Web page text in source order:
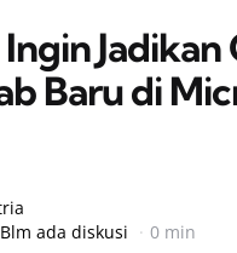
Baru di
Blm ada diskusi 0 min